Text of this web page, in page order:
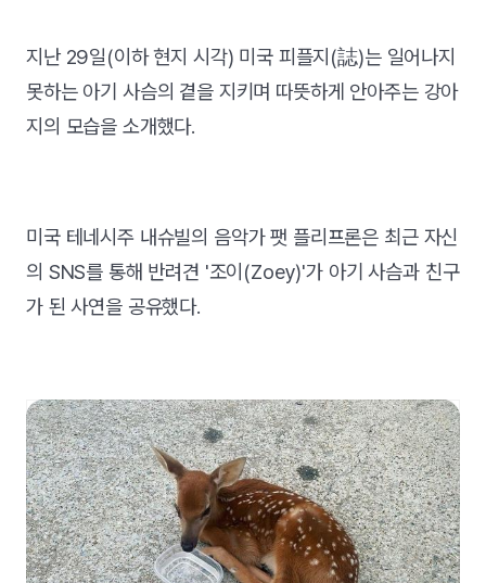
지난 29일(이하 현지 시각) 미국 피플지(誌)는 일어나지
못하는 아기 사슴의 곁을 지키며 따뜻하게 안아주는 강아
지의 모습을 소개했다.
미국 테네시주 내슈빌의 음악가 팻 플리프론은 최근 자신
의 SNS를 통해 반려견 '조이(Zoey)'가 아기 사슴과 친구
가 된 사연을 공유했다.